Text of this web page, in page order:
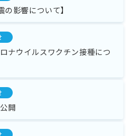
の影響について】
ナウイルスワクチン接種につ
開